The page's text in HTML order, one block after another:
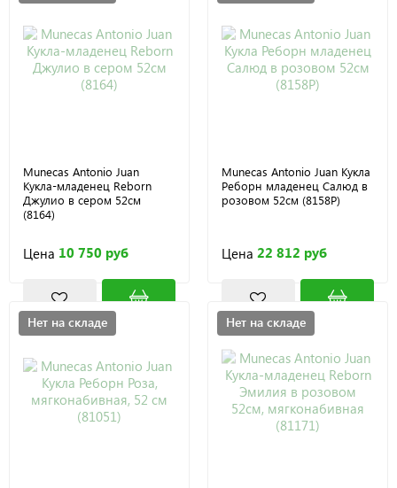
Munecas Antonio Juan
Кукла-младенец Reborn
Джулио в сером 52см
(8164)
Цена 10 750 руб
Munecas Antonio Juan Кукла
Реборн младенец Салюд в
розовом 52см (8158P)
Цена 22 812 руб
Нет на складе Нет на складе